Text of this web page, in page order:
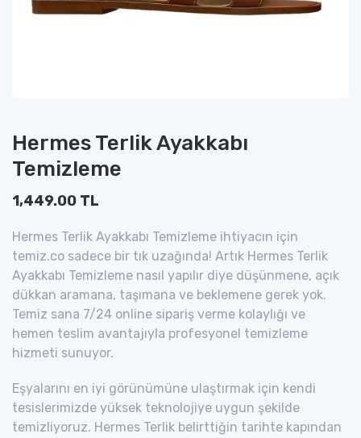
Hermes Terlik Ayakkabı
Temizleme
1,449.00 TL
Hermes Terlik Ayakkabı Temizleme ihtiyacın için
temiz.co sadece bir tık uzağında! Artık Hermes Terlik
Ayakkabı Temizleme nasıl yapılır diye düşünmene, açık
dükkan aramana, taşımana ve beklemene gerek yok.
Temiz sana 7/24 online sipariş verme kolaylığı ve
hemen teslim avantajıyla profesyonel temizleme
hizmeti sunuyor.
Eşyalarını en iyi görünümüne ulaştırmak için kendi
tesislerimizde yüksek teknolojiye uygun şekilde
temizliyoruz. Hermes Terlik belirttiğin tarihte kapından